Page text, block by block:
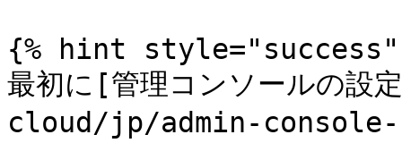
{% hint style="success"
最初に[管理コンソールの
cloud/jp/admin-console-